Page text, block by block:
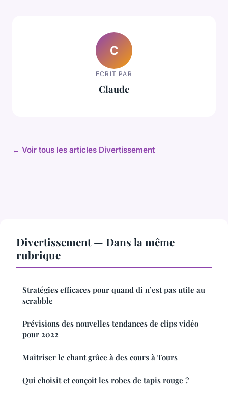
C
ECRIT PAR
Claude
← Voir tous les articles Divertissement
Divertissement — Dans la même
rubrique
Stratégies efficaces pour quand di n’est pas utile au
scrabble
Prévisions des nouvelles tendances de clips vidéo
pour 2022
Maîtriser le chant grâce à des cours à Tours
Qui choisit et conçoit les robes de tapis rouge ?